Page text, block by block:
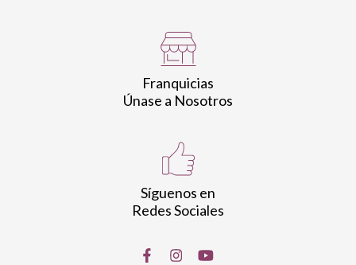
Franquicias
Únase a Nosotros
Síguenos en
Redes Sociales